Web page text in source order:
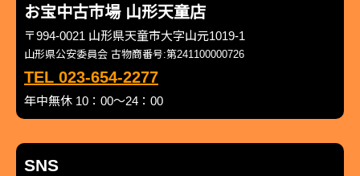
お宝中古市場 山形天童店
〒994-0021 山形県天童市大字山元1019-1
山形県公安委員会 古物商番号:第241100000726
TEL 023-654-2277
年中無休 10：00～24：00
SNS